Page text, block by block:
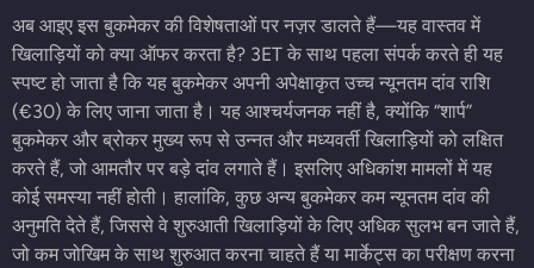
अब आइए इस बुकमेकर की विशेषताओं पर नज़र डालते हैं—यह वास्तव में
खिलाड़ियों को क्या ऑफर करता है? 3ET के साथ पहला संपर्क करते ही यह
स्पष्ट हो जाता है कि यह बुकमेकर अपनी अपेक्षाकृत उच्च न्यूनतम दांव राशि
(€30) के लिए जाना जाता है। यह आश्चर्यजनक नहीं है, क्योंकि “शार्प”
बुकमेकर और ब्रोकर मुख्य रूप से उन्नत और मध्यवर्ती खिलाड़ियों को लक्षित
करते हैं, जो आमतौर पर बड़े दांव लगाते हैं। इसलिए अधिकांश मामलों में यह
कोई समस्या नहीं होती। हालांकि, कुछ अन्य बुकमेकर कम न्यूनतम दांव की
अनुमति देते हैं, जिससे वे शुरुआती खिलाड़ियों के लिए अधिक सुलभ बन जाते हैं,
जो कम जोखिम के साथ शुरुआत करना चाहते हैं या मार्केट्स का परीक्षण करना